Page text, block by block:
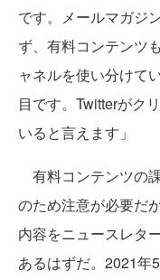
です。メールマガジ
ず、有料コンテンツ
ャネルを使い分けて
目です。Twitterがク
いると言えます」
有料コンテンツの
のため注意が必要だ
内容をニュースレタ
あるはずだ。2021年